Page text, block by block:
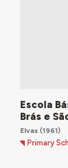
Escola
Brás e
Elvas(1961)
Primary